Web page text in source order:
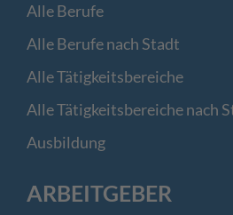
Alle Berufe
Alle Berufe nach Stadt
Alle Tätigkeitsbereiche
Alle Tätigkeitsbereiche nach
Ausbildung
ARBEITGEBER